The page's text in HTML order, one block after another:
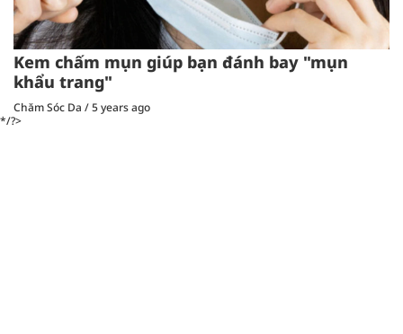
Kem chấm mụn giúp bạn đánh bay "mụn
khẩu trang"
Chăm Sóc Da /5 years ago
*/?>